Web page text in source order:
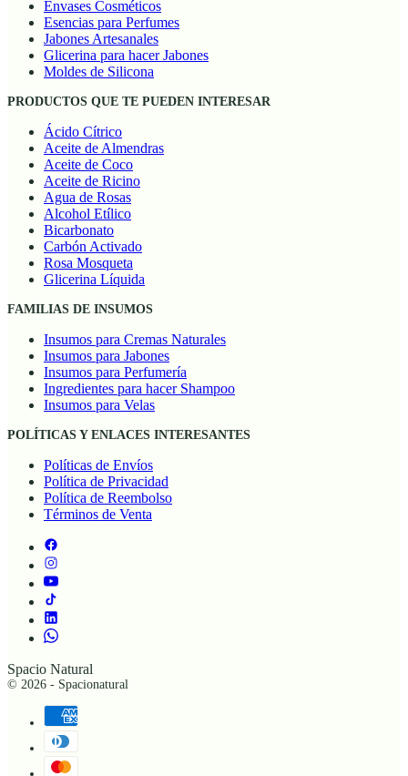
Envases Cosméticos
Esencias para Perfumes
Jabones Artesanales
Glicerina para hacer Jabones
Moldes de Silicona
PRODUCTOS QUE TE PUEDEN INTERESAR
Ácido Cítrico
Aceite de Almendras
Aceite de Coco
Aceite de Ricino
Agua de Rosas
Alcohol Etílico
Bicarbonato
Carbón Activado
Rosa Mosqueta
Glicerina Líquida
FAMILIAS DE INSUMOS
Insumos para Cremas Naturales
Insumos para Jabones
Insumos para Perfumería
Ingredientes para hacer Shampoo
Insumos para Velas
POLÍTICAS Y ENLACES INTERESANTES
Políticas de Envíos
Política de Privacidad
Política de Reembolso
Términos de Venta
Spacio Natural
© 2026 - Spacionatural